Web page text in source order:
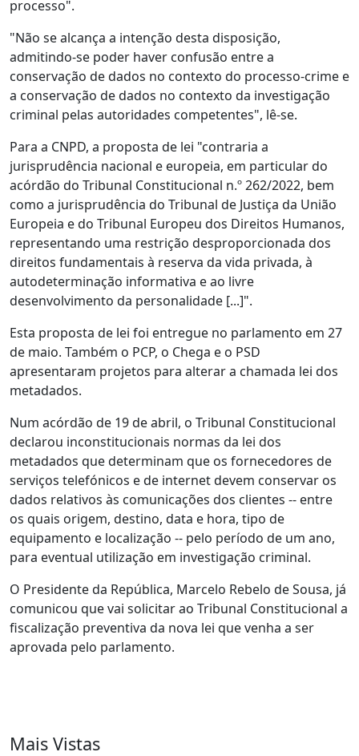
processo".
"Não se alcança a intenção desta disposição,
admitindo-se poder haver confusão entre a
conservação de dados no contexto do processo-crime e
a conservação de dados no contexto da investigação
criminal pelas autoridades competentes", lê-se.
Para a CNPD, a proposta de lei "contraria a
jurisprudência nacional e europeia, em particular do
acórdão do Tribunal Constitucional n.º 262/2022, bem
como a jurisprudência do Tribunal de Justiça da União
Europeia e do Tribunal Europeu dos Direitos Humanos,
representando uma restrição desproporcionada dos
direitos fundamentais à reserva da vida privada, à
autodeterminação informativa e ao livre
desenvolvimento da personalidade [...]".
Esta proposta de lei foi entregue no parlamento em 27
de maio. Também o PCP, o Chega e o PSD
apresentaram projetos para alterar a chamada lei dos
metadados.
Num acórdão de 19 de abril, o Tribunal Constitucional
declarou inconstitucionais normas da lei dos
metadados que determinam que os fornecedores de
serviços telefónicos e de internet devem conservar os
dados relativos às comunicações dos clientes -- entre
os quais origem, destino, data e hora, tipo de
equipamento e localização -- pelo período de um ano,
para eventual utilização em investigação criminal.
O Presidente da República, Marcelo Rebelo de Sousa, já
comunicou que vai solicitar ao Tribunal Constitucional a
fiscalização preventiva da nova lei que venha a ser
aprovada pelo parlamento.
Mais Vistas